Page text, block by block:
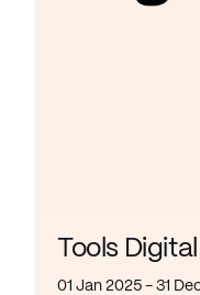
Tools
01 Jan 2025 - 31